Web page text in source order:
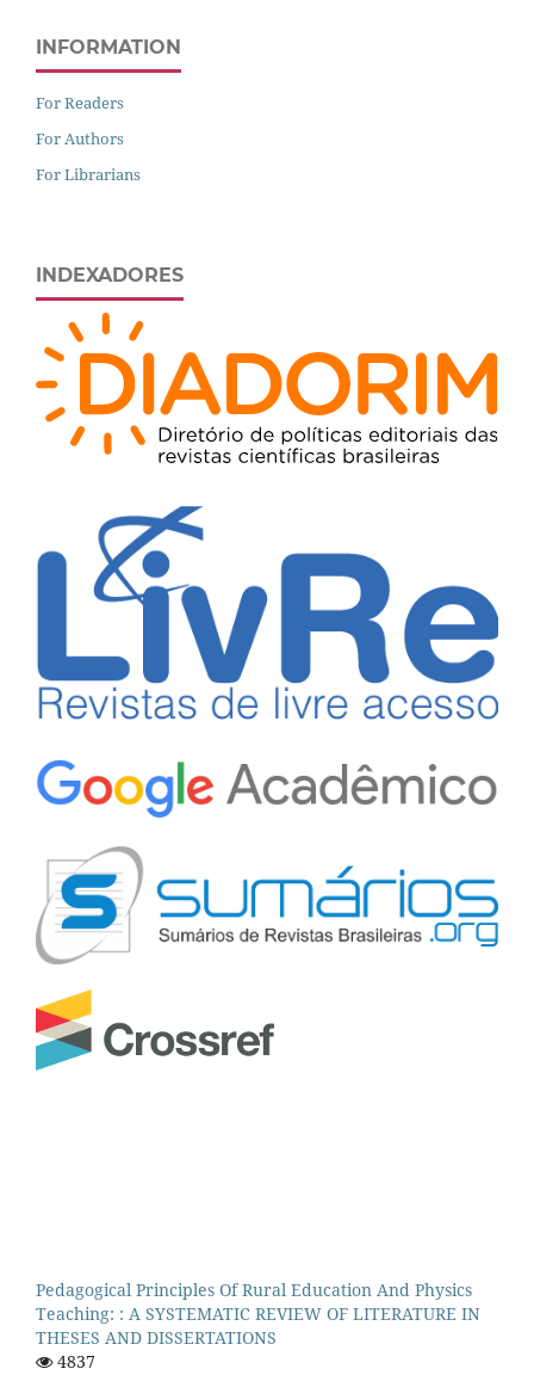
INFORMATION
For Readers
For Authors
For Librarians
INDEXADORES
Pedagogical Principles Of Rural Education And Physics
Teaching: : A SYSTEMATIC REVIEW OF LITERATURE IN
THESES AND DISSERTATIONS
4837